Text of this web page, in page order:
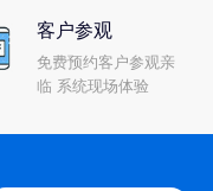
客户参观
免费预约客户参观亲
临 系统现场体验